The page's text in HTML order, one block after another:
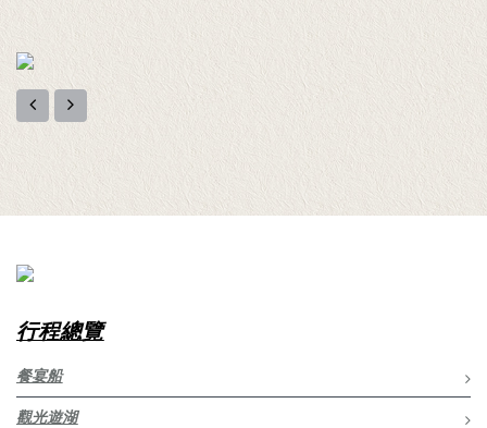
行程總覽
餐宴船
觀光遊湖